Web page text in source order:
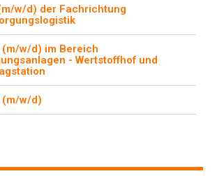
w/d) der Fachrichtung
w/d) im Bereich
- Wertstoffhof und
(m/w/d)